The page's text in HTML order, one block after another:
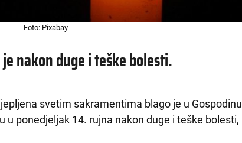
Foto: Pixabay
nakon duge i teške bolesti.
svetim sakramentima blago je u Gospodinu
u ponedjeljak 14. rujna nakon duge i teške bolesti,